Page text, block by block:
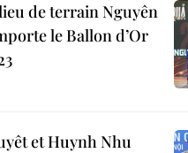
de terrain Nguyên
le Ballon d’Or
et Huynh Nhu